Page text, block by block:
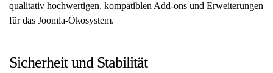
qualitativ hochwertigen, kompatiblen Add-ons und Erweiterungen
für das Joomla-Ökosystem.
Sicherheit und Stabilität